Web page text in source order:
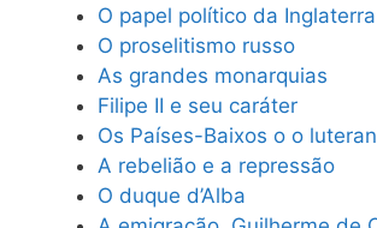
O papel político da Inglaterra
O proselitismo russo
As grandes monarquias
Filipe II e seu caráter
Os Países-Baixos o o
A rebelião e a repressão
O duque d’Alba